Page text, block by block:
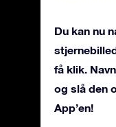
Du kan nu
få klik.
og slå den
App’en!